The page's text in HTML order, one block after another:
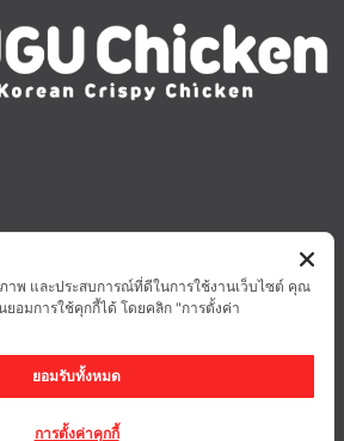
CHICKEN
ภาพ และประสบการณ์ที่ดีในการใช้งานเว็บไซต์ คุณ
ยอมการใช้คุกกี้ได้ โดยคลิก "การตั้งค่า
ยอมรับทั้งหมด
การตั้งค่าคุกกี้